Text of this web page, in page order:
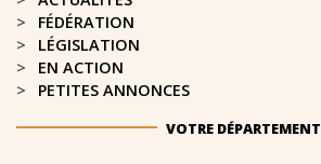
FÉDÉRATION
LÉGISLATION
EN ACTION
PETITES ANNONCES
VOTRE DÉPARTEMENT